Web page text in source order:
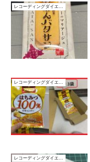
レコーディングダイエット